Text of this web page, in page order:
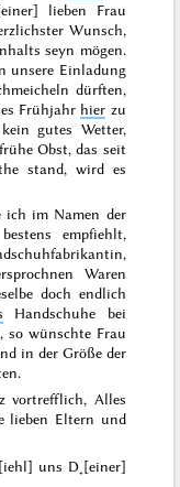
lieben Frau
Wunsch,
seyn mögen.
unsere Einladung
dürften,
Frühjahr hier zu
gutes Wetter,
Obst, das seit
stand, wird es
ich im Namen der
empfiehlt,
Waren
doch endlich
Handschuhe bei
so wünschte Frau
in der Größe der
vortrefflich, Alles
lieben Eltern und
uns D˖[einer]